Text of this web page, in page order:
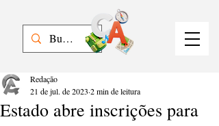
Estado abre inscrições para
Redação
21 de jul. de 2023 2 min de leitura